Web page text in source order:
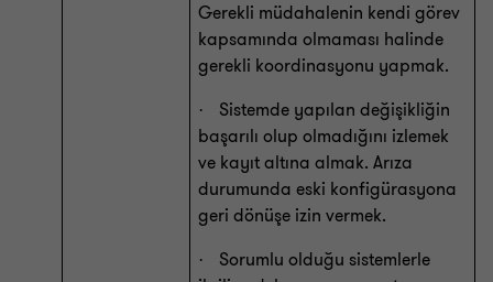
Gerekli müdahalenin kendi görev
kapsamında olmaması halinde
gerekli koordinasyonu yapmak.
·
Sistemde yapılan değişikliğin
başarılı olup olmadığını izlemek
ve kayıt altına almak. Arıza
durumunda eski konfigürasyona
geri dönüşe izin vermek.
·
Sorumlu olduğu sistemlerle